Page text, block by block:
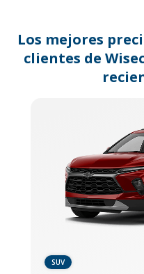
dates.
Los mejores
clientes de
SUV